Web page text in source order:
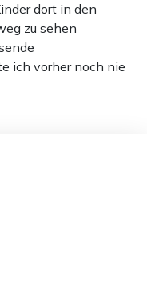
dort in den
zu sehen
ich vorher noch nie